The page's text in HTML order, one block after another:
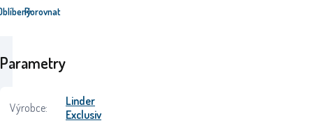
Porovnat
Parametry
Výrobce:
Linder
Exclusiv